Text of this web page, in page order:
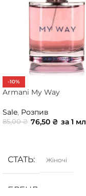
-10%
Armani My Way
Sale, Розпив
85,00₴ 76,50 ₴ за 1 мл
СТАТЬ Жіночі
БРЕНД